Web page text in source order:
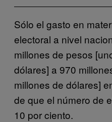
Sólo el gasto en
electoral a nivel
millones de pesos
dólares] a 970
millones de dólares]
de que el número de
10 por ciento.